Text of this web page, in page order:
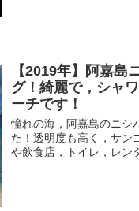
【2019年】阿嘉島
グ！綺麗で，シャ
ーチです！
憧れの海，阿嘉島のニシ
た！透明度も高く，サン
や飲食店，トイレ，レン